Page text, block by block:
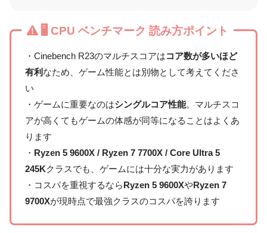
🖥 CPU ベンチマーク 読み方ポイント
・Cinebench R23のマルチスコアはコア数が多いほど
有利 なため、ゲーム性能とは別物として考えてくださ
い
・ゲームに重要なのはシングルコア性能。マルチスコ
アが高くてもゲームの体感が同等になることはよくあ
ります
・ Ryzen 5 9600X / Ryzen 7 7700X / Core Ultra 5
245Kクラスでも、ゲームには十分な実力があります
・コスパを重視するならRyzen 5 9600XやRyzen 7
9700Xが現時点で最強クラスのコスパを誇ります